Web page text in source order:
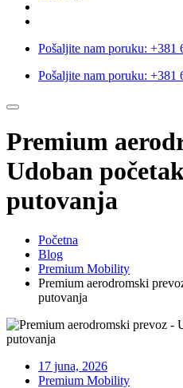
Pošaljite nam poruku: +381
Pošaljite nam poruku: +381
Premium
Udoban
putovanja
Početna
Blog
Premium Mobility
Premium aerodromski
putovanja
17 juna, 2026
Premium Mobility